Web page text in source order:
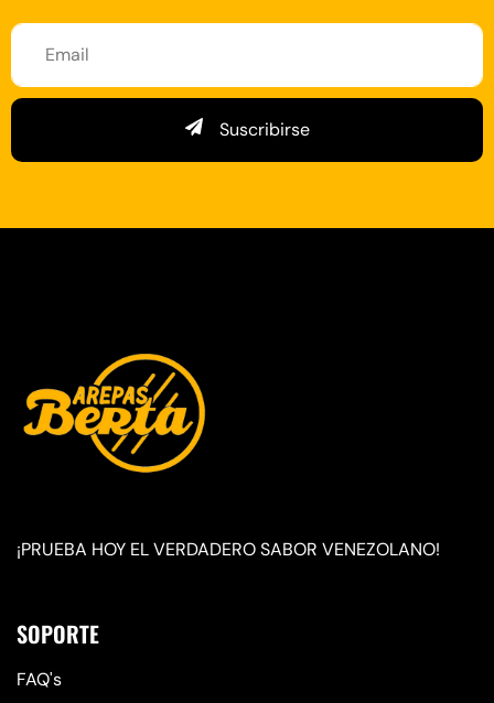
Suscribirse
¡PRUEBA HOY EL VERDADERO SABOR VENEZOLANO!
SOPORTE
FAQ's